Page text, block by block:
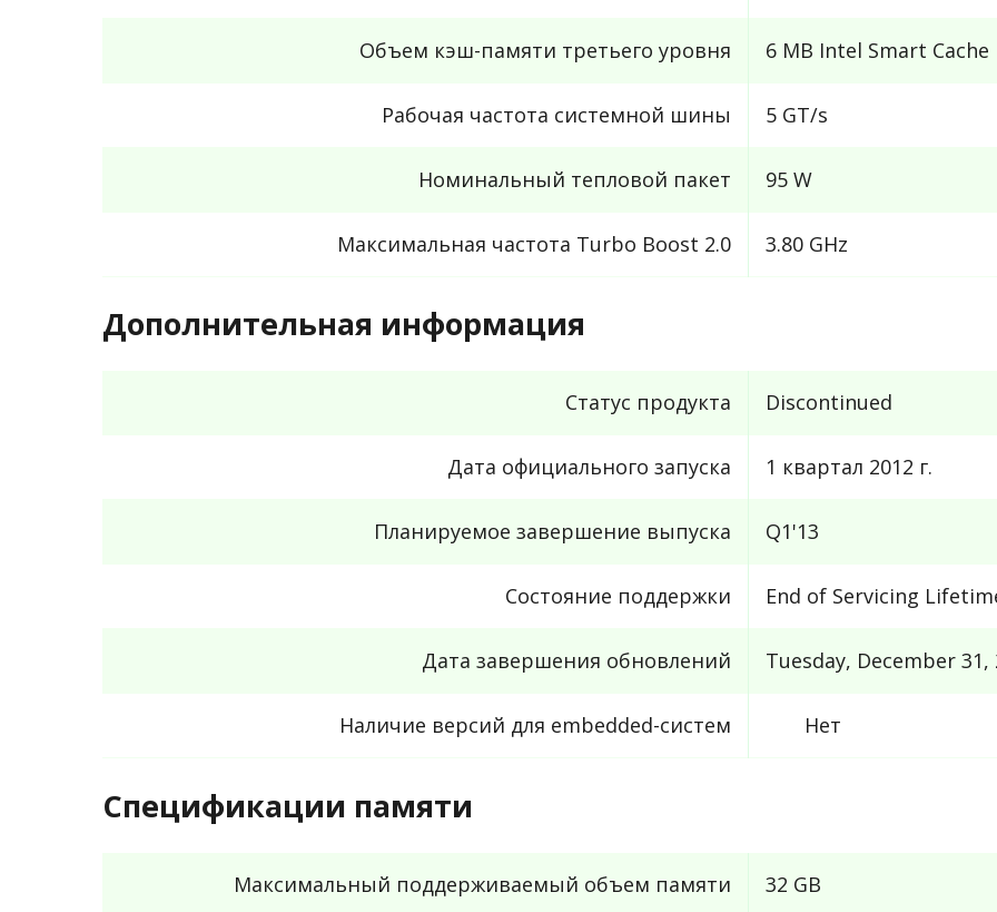
Объем кэш-памяти третьего уровня 6 MB Intel Smart Cache
Рабочая частота системной шины 5 GT/s
Номинальный тепловой пакет 95 W
Максимальная частота Turbo Boost 2.0 3.80 GHz
Дополнительная информация
Статус продукта Discontinued
Дата официального запуска 1 квартал 2012 г.
Планируемое завершение выпуска Q1'13
Состояние поддержки End of Servicing
Дата завершения обновлений Tuesday, December 31,
Наличие версий для embedded-систем Нет
Спецификации памяти
Максимальный поддерживаемый объем памяти 32 GB